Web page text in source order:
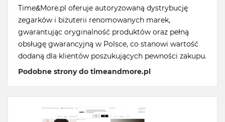
Time&More.pl oferuje autoryzowaną dystrybucję
zegarków i biżuterii renomowanych marek,
gwarantując oryginalność produktów oraz pełną
obsługę gwarancyjną w Polsce, co stanowi wartość
dodaną dla klientów poszukujących pewności zakupu.
Podobne strony do timeandmore.pl